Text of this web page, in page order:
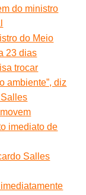
do ministro
do Meio
23 dias
trocar
ambiente”, diz
imediato de
Salles